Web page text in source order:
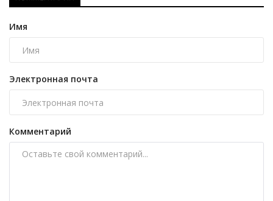
Имя
Электронная почта
Комментарий